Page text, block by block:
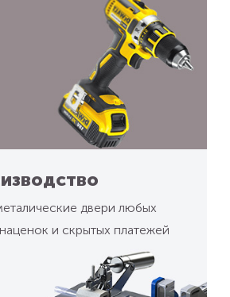
двери любых
и скрытых платежей